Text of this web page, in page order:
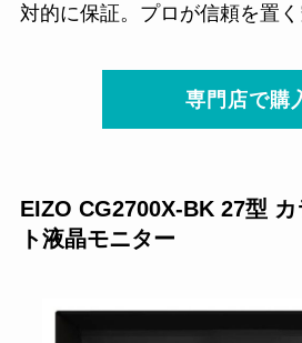
対的に保証。プロが信頼を置く
専門店で購
EIZO CG2700X-BK 27型
ト液晶モニター